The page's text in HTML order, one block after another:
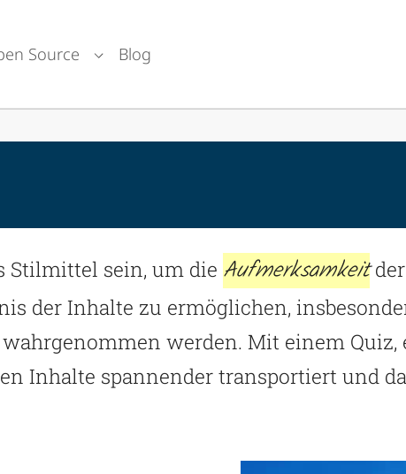
for "Referenzen"
Source Submenu for "Open Source"
Blog
Stilmittel sein, um die Aufmerksamkeit
der Inhalte zu ermöglichen,
werden. Mit einem Quiz,
Inhalte spannender transportiert und